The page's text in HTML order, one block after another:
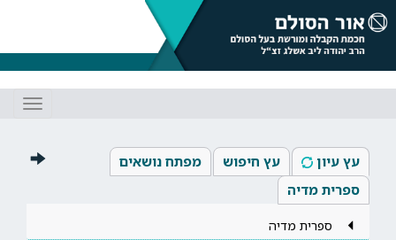
עץ עיון עץ חיפוש
מפתח נושאים
ספרית מדיה
ספרית מדיה